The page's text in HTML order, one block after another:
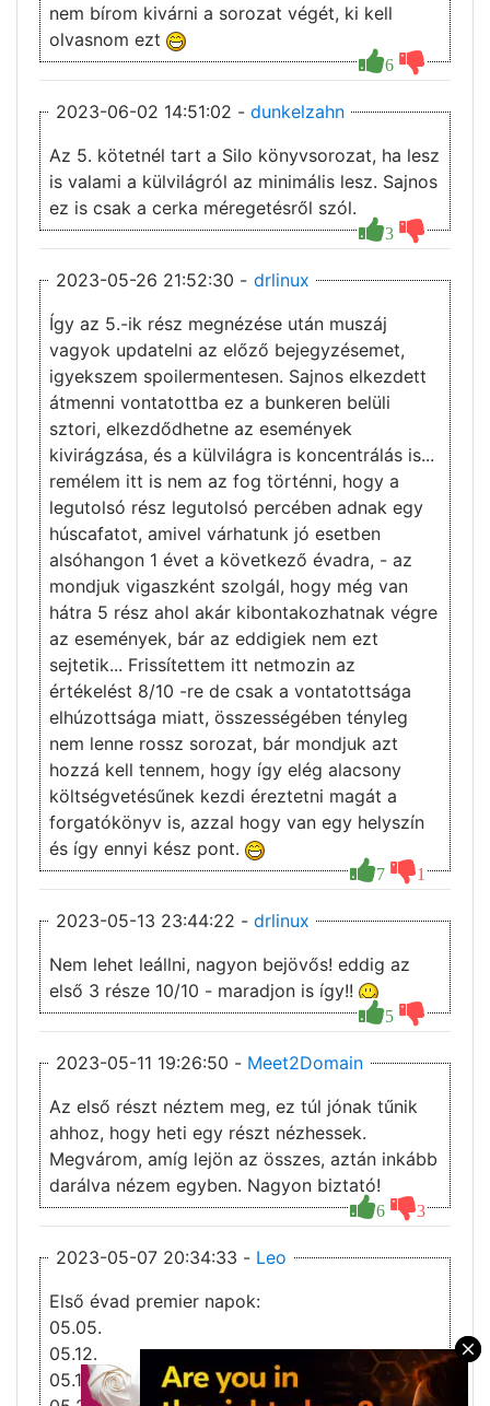
×
6
nem bírom kivárni a sorozat végét, ki kell
olvasnom ezt
2023-06-02 14:51:02 - dunkelzahn
3
Az 5. kötetnél tart a Silo könyvsorozat, ha lesz
is valami a külvilágról az minimális lesz. Sajnos
ez is csak a cerka méregetésről szól.
2023-05-26 21:52:30 - drlinux
7 1
Így az 5.-ik rész megnézése után muszáj
vagyok updatelni az előző bejegyzésemet,
igyekszem spoilermentesen. Sajnos elkezdett
átmenni vontatottba ez a bunkeren belüli
sztori, elkezdődhetne az események
kivirágzása, és a külvilágra is koncentrálás is...
remélem itt is nem az fog történni, hogy a
legutolsó rész legutolsó percében adnak egy
húscafatot, amivel várhatunk jó esetben
alsóhangon 1 évet a következő évadra, - az
mondjuk vigaszként szolgál, hogy még van
hátra 5 rész ahol akár kibontakozhatnak végre
az események, bár az eddigiek nem ezt
sejtetik... Frissítettem itt netmozin az
értékelést 8/10 -re de csak a vontatottsága
elhúzottsága miatt, összességében tényleg
nem lenne rossz sorozat, bár mondjuk azt
hozzá kell tennem, hogy így elég alacsony
költségvetésűnek kezdi éreztetni magát a
forgatókönyv is, azzal hogy van egy helyszín
és így ennyi kész pont.
2023-05-13 23:44:22 - drlinux
5
Nem lehet leállni, nagyon bejövős! eddig az
első 3 része 10/10 - maradjon is így!!
2023-05-11 19:26:50 - Meet2Domain
6 3
Az első részt néztem meg, ez túl jónak tűnik
ahhoz, hogy heti egy részt nézhessek.
Megvárom, amíg lejön az összes, aztán inkább
darálva nézem egyben. Nagyon biztató!
2023-05-07 20:34:33 - Leo
Első évad premier napok:
05.05.
05.12.
05.19.